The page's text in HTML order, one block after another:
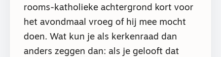
rooms-katholieke achtergrond kort voor
het avondmaal vroeg of hij mee mocht
doen. Wat kun je als kerkenraad dan
anders zeggen dan: als je gelooft dat